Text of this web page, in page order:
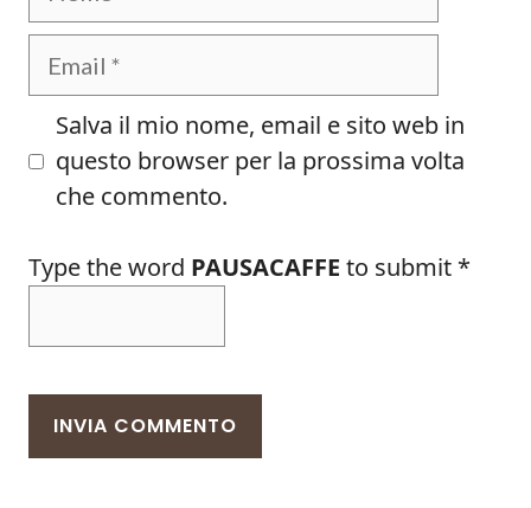
Email
Salva il mio nome, email e sito web in
questo browser per la prossima volta
che commento.
Type the word PAUSACAFFE to submit *